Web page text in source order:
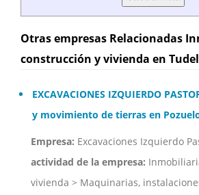
Otras empresas Relacionadas
construcción y vivienda en
EXCAVACIONES IZQUIERDO
y movimiento de tierras en
Empresa: Excavaciones Izquierdo
actividad de la empresa:
vivienda > Maquinarias,